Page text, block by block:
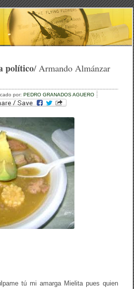
político/ Armando Almánzar
por:PEDRO GRANADOS AGUERO
tú mi amarga Mielita pues quien